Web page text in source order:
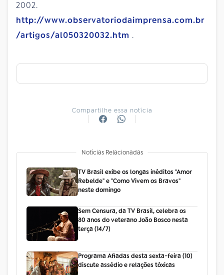
2002.
http://www.observatoriodaimprensa.com.br
/artigos/al050320032.htm .
Compartilhe essa notícia
Notícias Relacionadas
TV Brasil exibe os longas inéditos "Amor
Rebelde" e "Como Vivem os Bravos"
neste domingo
Sem Censura, da TV Brasil, celebra os
80 anos do veterano João Bosco nesta
terça (14/7)
Programa Afiadas desta sexta-feira (10)
discute assédio e relações tóxicas